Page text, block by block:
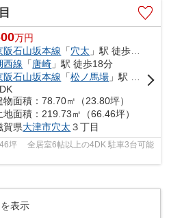
万円
阪石山坂本線 「穴太 」駅 徒歩6分
西線 「 唐崎 」駅 徒歩18分
阪石山坂本線 「松ノ馬場 」駅 徒歩25分
物面積：78.70㎡（23.80坪）
地面積：219.73㎡（66.46坪）
賀県大津市穴太 ３丁目
坪 全居室6帖以上の4DK 駐車3台可能
を表示